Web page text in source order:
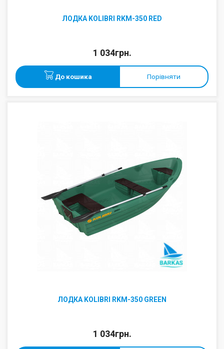
ЛОДКА KOLIBRI RKM-350 RED
1 034грн.
До кошика Порівняти
ЛОДКА KOLIBRI RKM-350 GREEN
1 034грн.